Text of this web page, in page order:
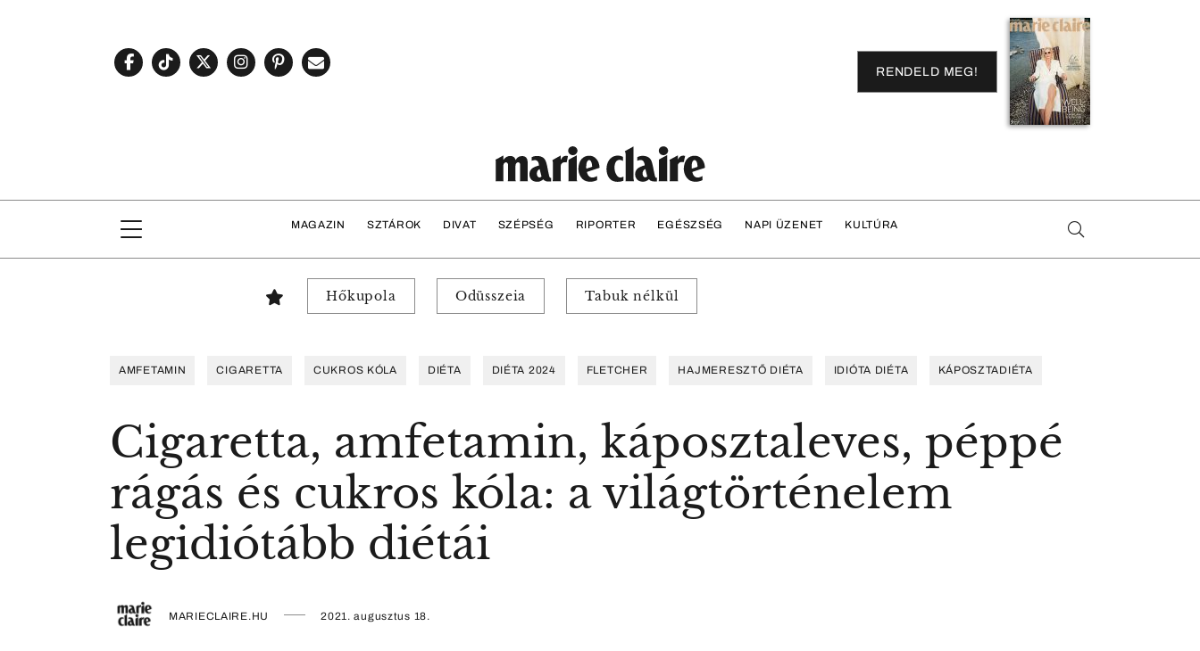
RENDELD MEG!
MAGAZIN SZTÁROK DIVAT SZÉPSÉG RIPORTER EGÉSZSÉG NAPI ÜZENET KULTÚRA
Hőkupola Odüsszeia Tabuk nélkül
AMFETAMIN CIGARETTA CUKROS KÓLA DIÉTA DIÉTA 2024 FLETCHER HAJMERESZTŐ DIÉTA IDIÓTA DIÉTA KÁPOSZTADIÉTA
Cigaretta, amfetamin, káposztaleves, péppé
rágás és cukros kóla: a világtörténelem
legidiótább diétái
MARIECLAIRE.HU 2021. augusztus 18.